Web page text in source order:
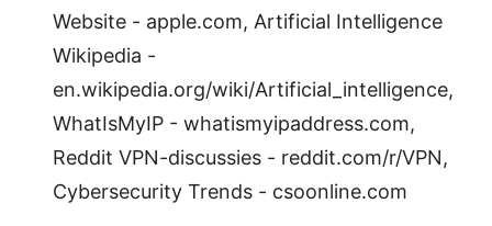
Website - apple.com, Artificial Intelligence
Wikipedia -
en.wikipedia.org/wiki/Artificial_intelligence,
WhatIsMyIP - whatismyipaddress.com,
Reddit VPN-discussies - reddit.com/r/VPN,
Cybersecurity Trends - csoonline.com